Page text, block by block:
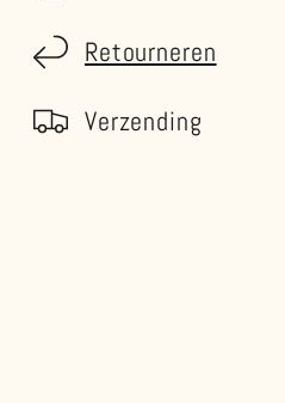
Retourneren
Verzending